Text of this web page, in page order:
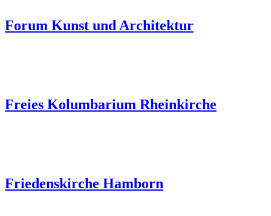
Forum Kunst und Architektur
Freies Kolumbarium Rheinkirche
Friedenskirche Hamborn